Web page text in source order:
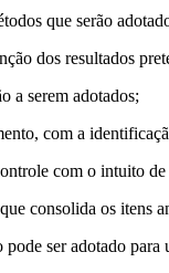
que serão
dos resultados
a serem adotados;
com a
com o intuito de
consolida os itens
pode ser adotado